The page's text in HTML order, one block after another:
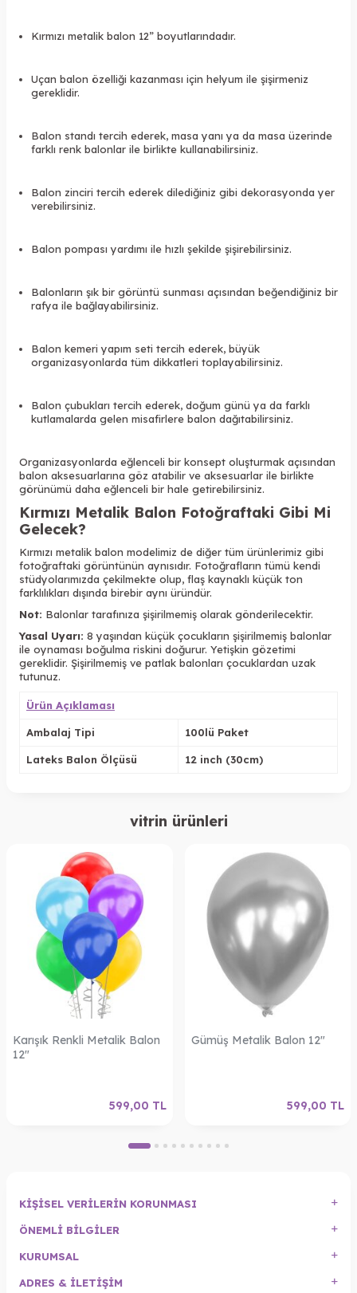
Kırmızı metalik balon 12” boyutlarındadır.
Uçan balon özelliği kazanması için helyum ile şişirmeniz
gereklidir.
Balon standı tercih ederek, masa yanı ya da masa üzerinde
farklı renk balonlar ile birlikte kullanabilirsiniz.
Balon zinciri tercih ederek dilediğiniz gibi dekorasyonda yer
verebilirsiniz.
Balon pompası yardımı ile hızlı şekilde şişirebilirsiniz.
Balonların şık bir görüntü sunması açısından beğendiğiniz bir
rafya ile bağlayabilirsiniz.
Balon kemeri yapım seti tercih ederek, büyük
organizasyonlarda tüm dikkatleri toplayabilirsiniz.
Balon çubukları tercih ederek, doğum günü ya da farklı
kutlamalarda gelen misafirlere balon dağıtabilirsiniz.
Organizasyonlarda eğlenceli bir konsept oluşturmak açısından
balon aksesuarlarına göz atabilir ve aksesuarlar ile birlikte
görünümü daha eğlenceli bir hale getirebilirsiniz.
Kırmızı Metalik Balon Fotoğraftaki Gibi Mi
Gelecek?
Kırmızı metalik balon modelimiz de diğer tüm ürünlerimiz gibi
fotoğraftaki görüntünün aynısıdır. Fotoğrafların tümü kendi
stüdyolarımızda çekilmekte olup, flaş kaynaklı küçük ton
farklılıkları dışında birebir aynı üründür.
Not: Balonlar tarafınıza şişirilmemiş olarak gönderilecektir.
Yasal Uyarı: 8 yaşından küçük çocukların şişirilmemiş balonlar
ile oynaması boğulma riskini doğurur. Yetişkin gözetimi
gereklidir. Şişirilmemiş ve patlak balonları çocuklardan uzak
tutunuz.
Ürün Açıklaması
Ambalaj Tipi 100lü Paket
Lateks Balon Ölçüsü 12 inch (30cm)
vitrin ürünleri
Karışık Renkli Metalik Balon
12"
599,00 TL
Gümüş Metalik Balon 12"
599,00 TL
KIŞISEL VERILERIN KORUNMASI
ÖNEMLI BILGILER
KURUMSAL
ADRES & İLETIŞIM